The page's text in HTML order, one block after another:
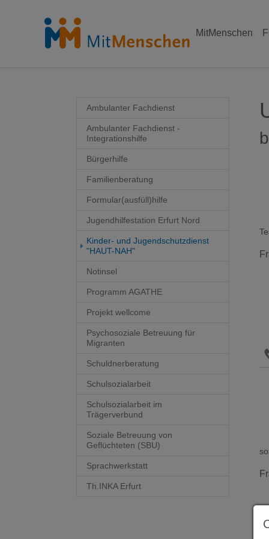
MitMenschen
Ambulanter Fachdienst
Ambulanter Fachdienst -
Integrationshilfe
Bürgerhilfe
Familienberatung
Formular(ausfüll)hilfe
Jugendhilfestation Erfurt Nord
Kinder- und Jugendschutzdienst
"HAUT-NAH"
Notinsel
Programm AGATHE
Projekt wellcome
Psychosoziale Betreuung für
Migranten
Schuldnerberatung
Schulsozialarbeit
Schulsozialarbeit im
Trägerverbund
Soziale Betreuung von
Geflüchteten (SBU)
Sprachwerkstatt
Th.INKA Erfurt